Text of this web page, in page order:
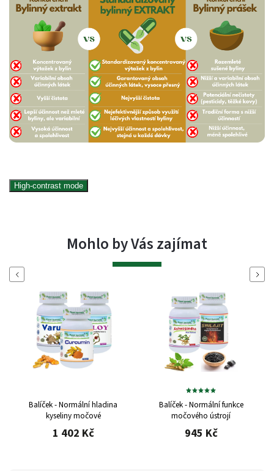
High-contrast mode
Mohlo by Vás zajímat
Previous Next
Balíček - Normální hladina
kyseliny močové
1 402 Kč
Balíček - Normální funkce
močového ústrojí
945 Kč